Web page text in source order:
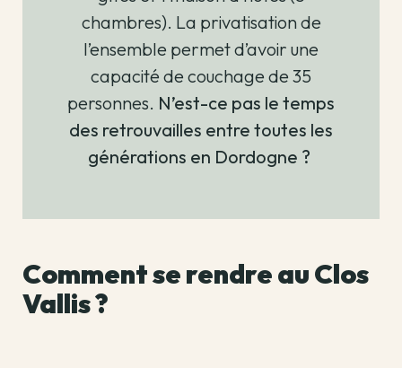
chambres). La privatisation de
l’ensemble permet d’avoir une
capacité de couchage de 35
personnes. N’est-ce pas le temps
des retrouvailles entre toutes les
générations en Dordogne ?
Comment se rendre au Clos
Vallis ?